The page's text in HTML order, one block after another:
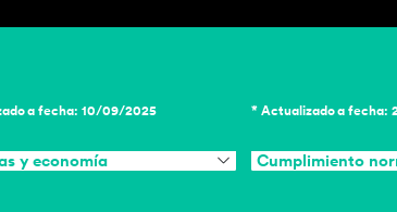
a fecha: 10/09/2025
y economía
* Actualizado a fecha:
Cumplimiento